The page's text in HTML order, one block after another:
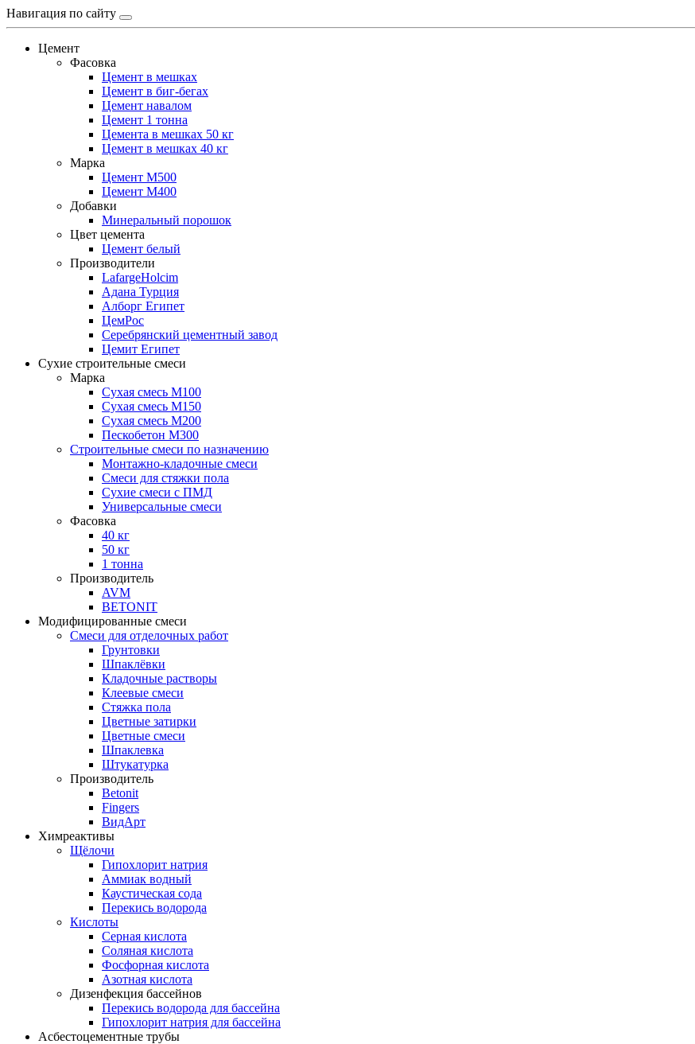
Навигация по сайту
Цемент
Фасовка
Цемент в мешках
Цемент в биг-бегах
Цемент навалом
Цемент 1 тонна
Цемента в мешках 50 кг
Цемент в мешках 40 кг
Марка
Цемент М500
Цемент М400
Добавки
Минеральный порошок
Цвет цемента
Цемент белый
Производители
LafargeHolcim
Адана Турция
Алборг Египет
ЦемРос
Серебрянский цементный завод
Цемит Египет
Сухие строительные смеси
Марка
Сухая смесь М100
Сухая смесь М150
Сухая смесь М200
Пескобетон М300
Строительные смеси по назначению
Монтажно-кладочные смеси
Смеси для стяжки пола
Сухие смеси с ПМД
Универсальные смеси
Фасовка
40 кг
50 кг
1 тонна
Производитель
AVM
BETONIT
Модифицированные смеси
Смеси для отделочных работ
Грунтовки
Шпаклёвки
Кладочные растворы
Клеевые смеси
Стяжка пола
Цветные затирки
Цветные смеси
Шпаклевка
Штукатурка
Производитель
Betonit
Fingers
ВидАрт
Химреактивы
Щёлочи
Гипохлорит натрия
Аммиак водный
Каустическая сода
Перекись водорода
Кислоты
Серная кислота
Соляная кислота
Фосфорная кислота
Азотная кислота
Дизенфекция бассейнов
Перекись водорода для бассейна
Гипохлорит натрия для бассейна
Асбестоцементные трубы